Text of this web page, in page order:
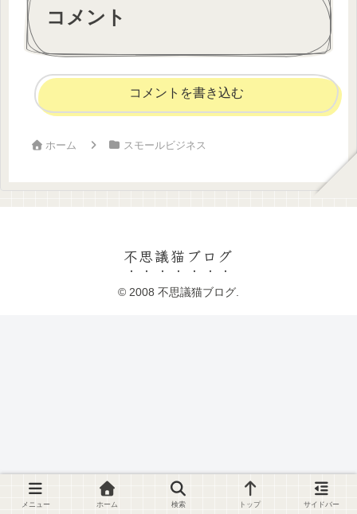
コメント
コメントを書き込む
ホーム スモールビジネス
不思議猫ブログ
© 2008 不思議猫ブログ.
メニュー ホーム 検索 トップ サイドバー